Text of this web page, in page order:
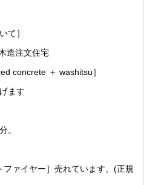
て］
造注文住宅
concrete ＋ washitsu］
ます
。
ァイヤー］売れています。(正規